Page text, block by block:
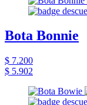
Bota Bonnie
$ 7.200
$ 5.902